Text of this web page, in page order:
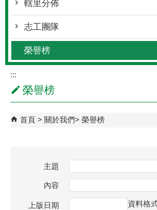
轄里分佈
志工團隊
榮譽榜
:::
榮譽榜
首頁 關於我們 榮譽榜
主題
內容
上版日期
資料格